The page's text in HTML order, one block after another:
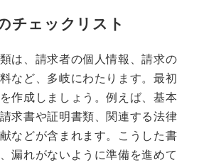
チェックリスト
は、請求者の個人情報、請求の
など、多岐にわたります。最初
作成しましょう。例えば、基本
求書や証明書類、関連する法律
などが含まれます。こうした書
漏れがないように準備を進めて